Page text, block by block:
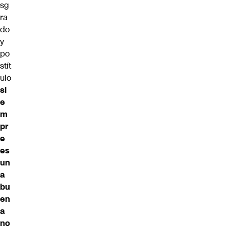
sg
ra
do
y
po
stít
ulo
si
e
m
pr
e
es
un
a
bu
en
a
no